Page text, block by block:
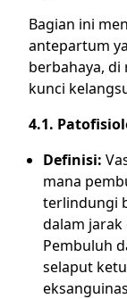
Bagian ini
antepartum
berbahaya, di
kunci
4.1.
Definisi:
mana
terlindungi
dalam jarak
Pembuluh
selaput